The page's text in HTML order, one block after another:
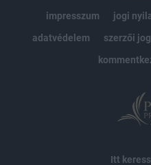
impresszum
jogi
adatvédelem
szerzői
Itt